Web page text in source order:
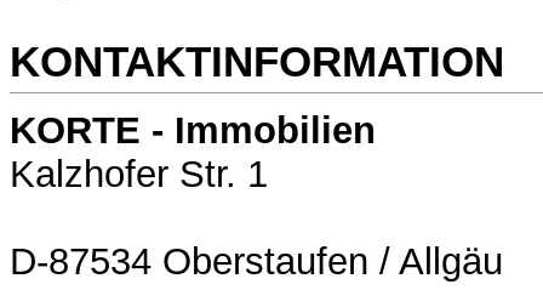
KONTAKTINFORMATION
KORTE - Immobilien
Kalzhofer Str. 1
D-87534 Oberstaufen / Allgäu